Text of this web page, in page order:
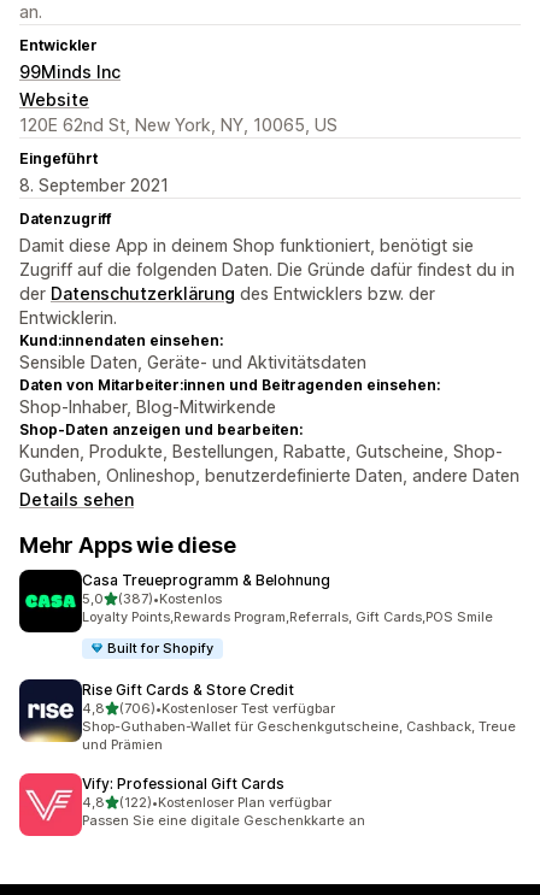
an.
Entwickler
99Minds Inc
Website
120E 62nd St, New York, NY, 10065, US
Eingeführt
8. September 2021
Datenzugriff
Damit diese App in deinem Shop funktioniert, benötigt sie
Zugriff auf die folgenden Daten. Die Gründe dafür findest du in
der Datenschutzerklärung des Entwicklers bzw. der
Entwicklerin.
Kund:innendaten einsehen:
Sensible Daten, Geräte- und Aktivitätsdaten
Daten von Mitarbeiter:innen und Beitragenden einsehen:
Shop-Inhaber, Blog-Mitwirkende
Shop-Daten anzeigen und bearbeiten:
Kunden, Produkte, Bestellungen, Rabatte, Gutscheine, Shop-
Guthaben, Onlineshop, benutzerdefinierte Daten, andere Daten
Details sehen
Mehr Apps wie diese
Casa Treueprogramm & Belohnung
5,0von 5 Sternen
(387)
387 Rezensionen insgesamt
•Kostenlos
Loyalty Points,Rewards Program,Referrals, Gift Cards,POS Smile
Built for Shopify
Rise Gift Cards & Store Credit
4,8von 5 Sternen
(706)
706 Rezensionen insgesamt
•Kostenloser Test verfügbar
Shop-Guthaben-Wallet für Geschenkgutscheine, Cashback, Treue
und Prämien
Vify: Professional Gift Cards
4,8von 5 Sternen
(122)
122 Rezensionen insgesamt
•Kostenloser Plan verfügbar
Passen Sie eine digitale Geschenkkarte an